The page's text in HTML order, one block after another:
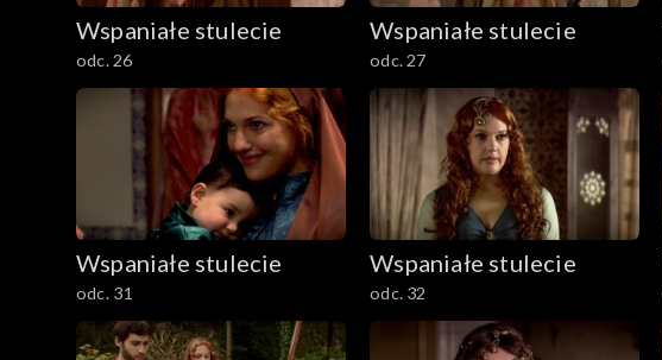
Wspaniałe stulecie
odc. 26
Wspaniałe stulecie
odc. 27
Wspaniałe stulecie
odc. 31
Wspaniałe stulecie
odc. 32